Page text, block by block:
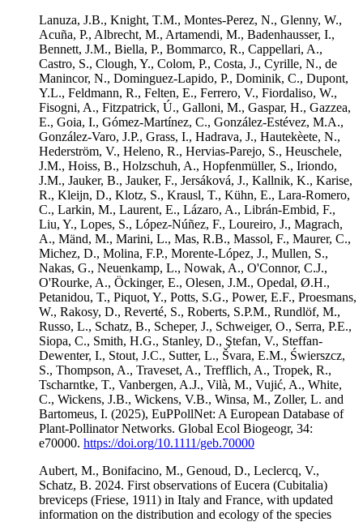
Lanuza, J.B., Knight, T.M., Montes-Perez, N., Glenny, W.,
Acuña, P., Albrecht, M., Artamendi, M., Badenhausser, I.,
Bennett, J.M., Biella, P., Bommarco, R., Cappellari, A.,
Castro, S., Clough, Y., Colom, P., Costa, J., Cyrille, N., de
Manincor, N., Dominguez-Lapido, P., Dominik, C., Dupont,
Y.L., Feldmann, R., Felten, E., Ferrero, V., Fiordaliso, W.,
Fisogni, A., Fitzpatrick, Ú., Galloni, M., Gaspar, H., Gazzea,
E., Goia, I., Gómez-Martínez, C., González-Estévez, M.A.,
González-Varo, J.P., Grass, I., Hadrava, J., Hautekèete, N.,
Hederström, V., Heleno, R., Hervias-Parejo, S., Heuschele,
J.M., Hoiss, B., Holzschuh, A., Hopfenmüller, S., Iriondo,
J.M., Jauker, B., Jauker, F., Jersáková, J., Kallnik, K., Karise,
R., Kleijn, D., Klotz, S., Krausl, T., Kühn, E., Lara-Romero,
C., Larkin, M., Laurent, E., Lázaro, A., Librán-Embid, F.,
Liu, Y., Lopes, S., López-Núñez, F., Loureiro, J., Magrach,
A., Mänd, M., Marini, L., Mas, R.B., Massol, F., Maurer, C.,
Michez, D., Molina, F.P., Morente-López, J., Mullen, S.,
Nakas, G., Neuenkamp, L., Nowak, A., O'Connor, C.J.,
O'Rourke, A., Öckinger, E., Olesen, J.M., Opedal, Ø.H.,
Petanidou, T., Piquot, Y., Potts, S.G., Power, E.F., Proesmans,
W., Rakosy, D., Reverté, S., Roberts, S.P.M., Rundlöf, M.,
Russo, L., Schatz, B., Scheper, J., Schweiger, O., Serra, P.E.,
Siopa, C., Smith, H.G., Stanley, D., Ştefan, V., Steffan-
Dewenter, I., Stout, J.C., Sutter, L., Švara, E.M., Świerszcz,
S., Thompson, A., Traveset, A., Trefflich, A., Tropek, R.,
Tscharntke, T., Vanbergen, A.J., Vilà, M., Vujić, A., White,
C., Wickens, J.B., Wickens, V.B., Winsa, M., Zoller, L. and
Bartomeus, I. (2025), EuPPollNet: A European Database of
Plant-Pollinator Networks. Global Ecol Biogeogr, 34:
e70000. https://doi.org/10.1111/geb.70000
Aubert, M., Bonifacino, M., Genoud, D., Leclercq, V.,
Schatz, B. 2024. First observations of Eucera (Cubitalia)
breviceps (Friese, 1911) in Italy and France, with updated
information on the distribution and ecology of the species